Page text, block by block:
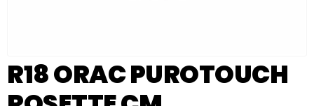
R18 ORAC PUROTOUCH